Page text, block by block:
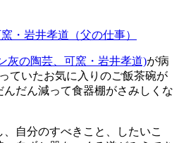
・岩井孝道（父の仕事）
灰の陶芸、可窯・岩井孝道)が病
ていたお気に入りのご飯茶碗が
だん減って食器棚がさみしくな
自分のすべきこと、したいこ